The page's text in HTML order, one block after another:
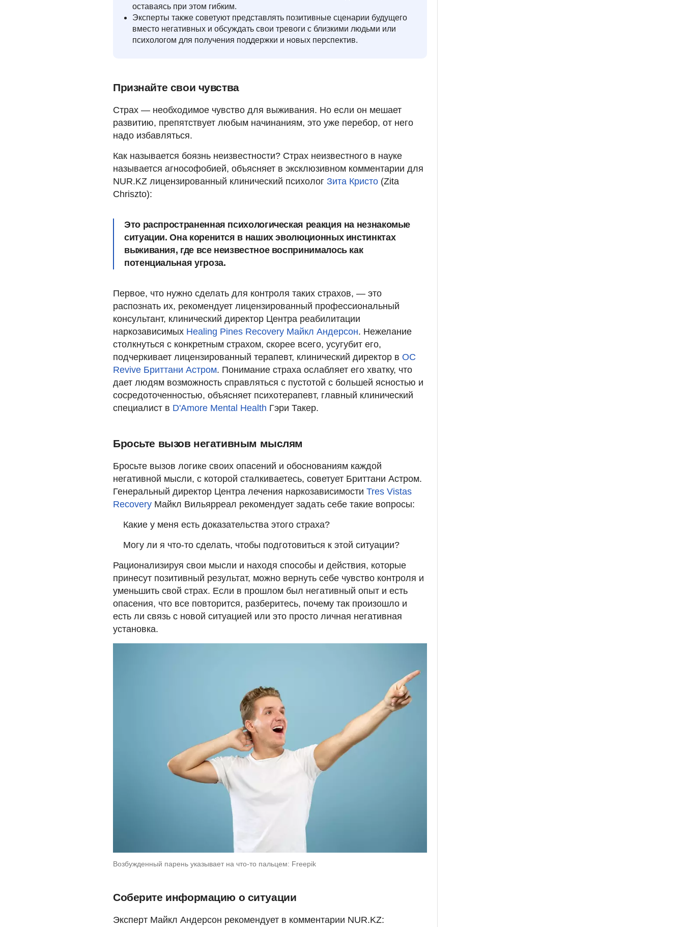
оставаясь при этом гибким.
Эксперты также советуют представлять позитивные сценарии будущего
вместо негативных и обсуждать свои тревоги с близкими людьми или
психологом для получения поддержки и новых перспектив.
Признайте свои чувства
Страх — необходимое чувство для выживания. Но если он мешает
развитию, препятствует любым начинаниям, это уже перебор, от него
надо избавляться.
Как называется боязнь неизвестности? Страх неизвестного в науке
называется агнософобией, объясняет в эксклюзивном комментарии для
NUR.KZ лицензированный клинический психолог Зита Кристо (Zita
Chriszto):
Это распространенная психологическая реакция на незнакомые
ситуации. Она коренится в наших эволюционных инстинктах
выживания, где все неизвестное воспринималось как
потенциальная угроза.
Первое, что нужно сделать для контроля таких страхов, — это
распознать их, рекомендует лицензированный профессиональный
консультант, клинический директор Центра реабилитации
наркозависимых Healing Pines Recovery Майкл Андерсон. Нежелание
столкнуться с конкретным страхом, скорее всего, усугубит его,
подчеркивает лицензированный терапевт, клинический директор в OC
Revive Бриттани Астром. Понимание страха ослабляет его хватку, что
дает людям возможность справляться с пустотой с большей ясностью и
сосредоточенностью, объясняет психотерапевт, главный клинический
специалист в D'Amore Mental Health Гэри Такер.
Бросьте вызов негативным мыслям
Бросьте вызов логике своих опасений и обоснованиям каждой
негативной мысли, с которой сталкиваетесь, советует Бриттани Астром.
Генеральный директор Центра лечения наркозависимости Tres Vistas
Recovery Майкл Вильярреал рекомендует задать себе такие вопросы:
Какие у меня есть доказательства этого страха?
Могу ли я что-то сделать, чтобы подготовиться к этой ситуации?
Рационализируя свои мысли и находя способы и действия, которые
принесут позитивный результат, можно вернуть себе чувство контроля и
уменьшить свой страх. Если в прошлом был негативный опыт и есть
опасения, что все повторится, разберитесь, почему так произошло и
есть ли связь с новой ситуацией или это просто личная негативная
установка.
Возбужденный парень указывает на что-то пальцем: Freepik
Соберите информацию о ситуации
Эксперт Майкл Андерсон рекомендует в комментарии NUR.KZ: